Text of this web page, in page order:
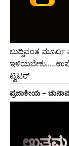
ಬುದ್ದಿವಂತ ಮೂರ್ಖ
ಟ್ವಿಟರ್
ಪ್ರಜಾಕೀಯ –